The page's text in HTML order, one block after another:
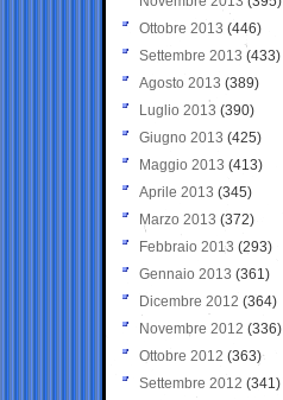
Ottobre 2013 (446)
Settembre 2013 (433)
Agosto 2013 (389)
Luglio 2013 (390)
Giugno 2013 (425)
Maggio 2013 (413)
Aprile 2013 (345)
Marzo 2013 (372)
Febbraio 2013 (293)
Gennaio 2013 (361)
Dicembre 2012 (364)
Novembre 2012 (336)
Ottobre 2012 (363)
Settembre 2012 (341)